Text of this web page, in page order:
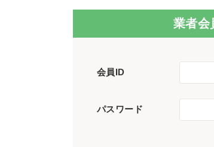
業者会
会員ID
パスワード